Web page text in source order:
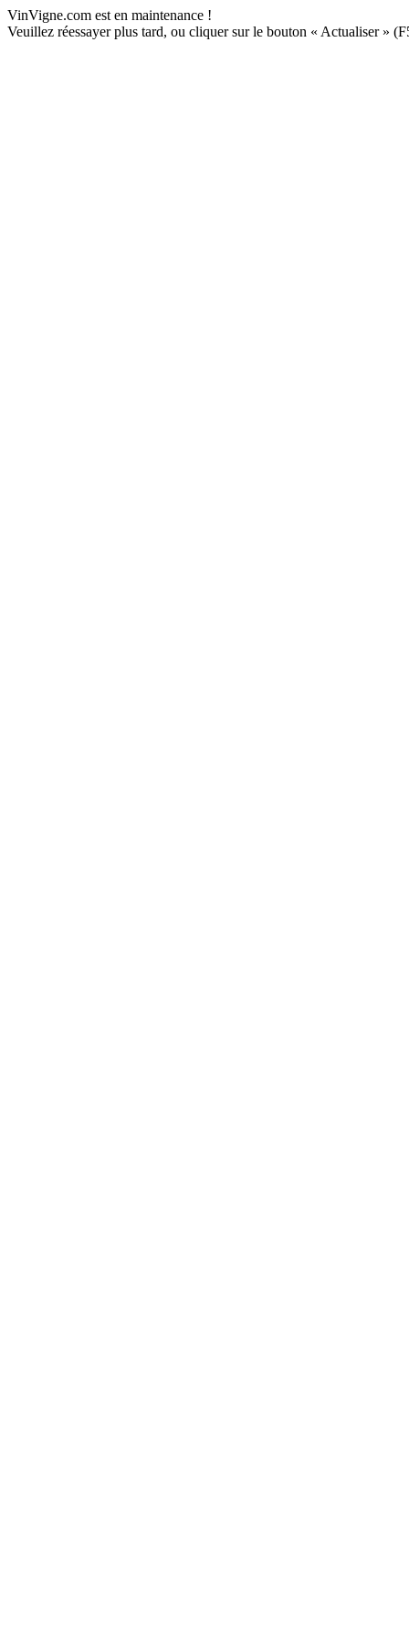
VinVigne.com est en maintenance !
Veuillez réessayer plus tard, ou cliquer sur le bouton « Actualiser »